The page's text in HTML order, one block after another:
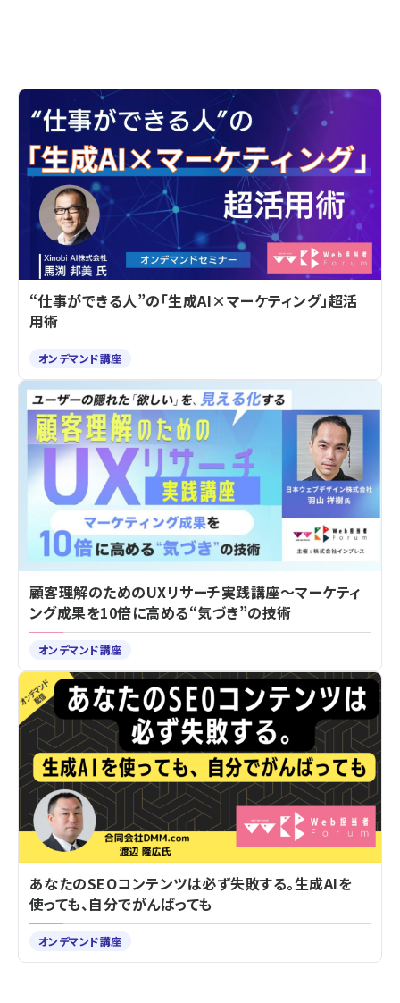
“仕事ができる人”の「生成AI×マーケティング」超活
用術
オンデマンド講座
顧客理解のためのUXリサーチ実践講座～マーケティ
ング成果を10倍に高める“気づき”の技術
オンデマンド講座
あなたのSEOコンテンツは必ず失敗する。生成AIを
使っても、自分でがんばっても
オンデマンド講座